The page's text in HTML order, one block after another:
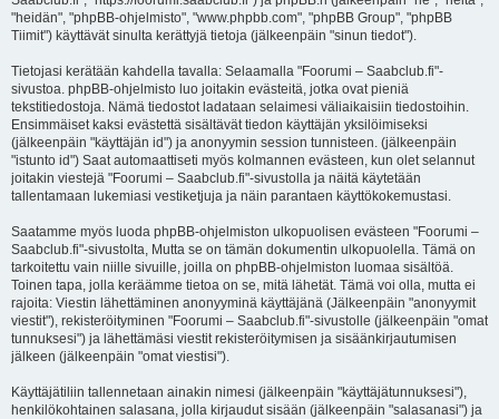
"heidän", "phpBB-ohjelmisto", "www.phpbb.com", "phpBB Group", "phpBB
Tiimit") käyttävät sinulta kerättyjä tietoja (jälkeenpäin "sinun tiedot").
Tietojasi kerätään kahdella tavalla: Selaamalla "Foorumi – Saabclub.fi"-
sivustoa. phpBB-ohjelmisto luo joitakin evästeitä, jotka ovat pieniä
tekstitiedostoja. Nämä tiedostot ladataan selaimesi väliaikaisiin tiedostoihin.
Ensimmäiset kaksi evästettä sisältävät tiedon käyttäjän yksilöimiseksi
(jälkeenpäin "käyttäjän id") ja anonyymin session tunnisteen. (jälkeenpäin
"istunto id") Saat automaattiseti myös kolmannen evästeen, kun olet selannut
joitakin viestejä "Foorumi – Saabclub.fi"-sivustolla ja näitä käytetään
tallentamaan lukemiasi vestiketjuja ja näin parantaen käyttökokemustasi.
Saatamme myös luoda phpBB-ohjelmiston ulkopuolisen evästeen "Foorumi –
Saabclub.fi"-sivustolta, Mutta se on tämän dokumentin ulkopuolella. Tämä on
tarkoitettu vain niille sivuille, joilla on phpBB-ohjelmiston luomaa sisältöä.
Toinen tapa, jolla keräämme tietoa on se, mitä lähetät. Tämä voi olla, mutta ei
rajoita: Viestin lähettäminen anonyyminä käyttäjänä (Jälkeenpäin "anonyymit
viestit"), rekisteröityminen "Foorumi – Saabclub.fi"-sivustolle (jälkeenpäin "omat
tunnuksesi") ja lähettämäsi viestit rekisteröitymisen ja sisäänkirjautumisen
jälkeen (jälkeenpäin "omat viestisi").
Käyttäjätiliin tallennetaan ainakin nimesi (jälkeenpäin "käyttäjätunnuksesi"),
henkilökohtainen salasana, jolla kirjaudut sisään (jälkeenpäin "salasanasi") ja